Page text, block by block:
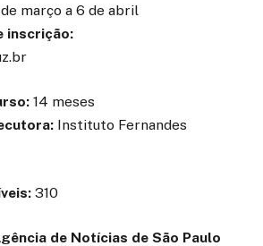
março a 6 de abril
inscrição:
14 meses
Instituto Fernandes
310
de Notícias de São Paulo